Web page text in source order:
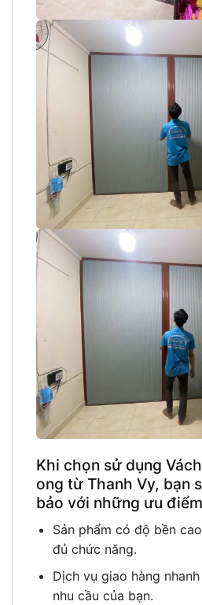
Khi chọn sử dụng
ong từ Thanh Vy, bạn
bảo với những ưu
Sản phẩm có độ bền
đủ chức năng.
Dịch vụ giao hàng
nhu cầu của bạn.